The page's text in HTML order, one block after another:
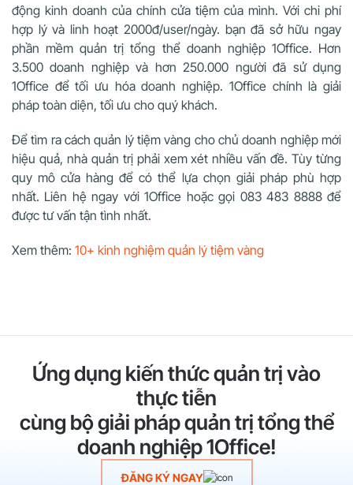
động kinh doanh của chính cửa tiệm của mình. Với chi phí
hợp lý và linh hoạt 2000đ/user/ngày. bạn đã sở hữu ngay
phần mềm quản trị tổng thể doanh nghiệp 1Office. Hơn
3.500 doanh nghiệp và hơn 250.000 người đã sử dụng
1Office để tối ưu hóa doanh nghiệp. 1Office chính là giải
pháp toàn diện, tối ưu cho quý khách.
Để tìm ra cách quản lý tiệm vàng cho chủ doanh nghiệp mới
hiệu quả, nhà quản trị phải xem xét nhiều vấn đề. Tùy từng
quy mô cửa hàng để có thể lựa chọn giải pháp phù hợp
nhất. Liên hệ ngay với 1Office hoặc gọi 083 483 8888 để
được tư vấn tận tình nhất.
Xem thêm: 10+ kinh nghiệm quản lý tiệm vàng
Ứng dụng kiến thức quản trị vào
thực tiễn
cùng bộ giải pháp quản trị tổng thể
doanh nghiệp 1Office!
ĐĂNG KÝ NGAY